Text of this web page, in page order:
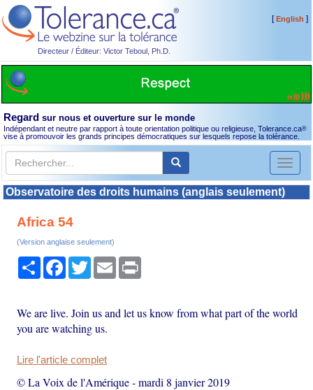
Directeur / Éditeur: Victor Teboul, Ph.D.
[English ]
Regard sur nous et ouverture sur le monde
Indépendant et neutre par rapport à toute orientation politique ou religieuse, Tolerance.ca®
vise à promouvoir les grands principes démocratiques sur lesquels repose la tolérance.
Toggle
Observatoire des droits humains (anglais seulement)
Africa 54
(Version anglaise seulement)
PartagerFacebook
TwitterEmail
We are live. Join us and let us know from what part of the world
you are watching us.
Lire l'article complet
© La Voix de l'Amérique-mardi 8 janvier 2019